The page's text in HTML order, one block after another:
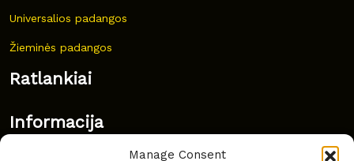
Manage Consent
Universalios padangos
Žieminės padangos
Ratlankiai
Informacija